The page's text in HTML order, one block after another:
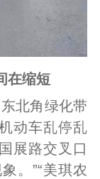
在缩短
北角绿化带
动车乱停乱
展路交叉口
。”“美琪农